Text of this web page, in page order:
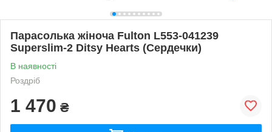
Парасолька жіноча Fulton L553-041239
Superslim-2 Ditsy Hearts (Сердечки)
В наявності
Роздріб
1 470 ₴